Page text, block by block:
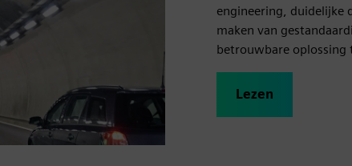
engineering, duidelijke
maken van
betrouwbare oplossing
Lezen